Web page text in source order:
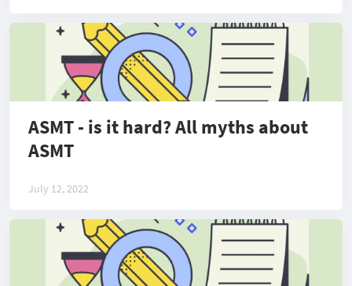
ASMT - is it hard? All myths about
ASMT
July 12, 2022